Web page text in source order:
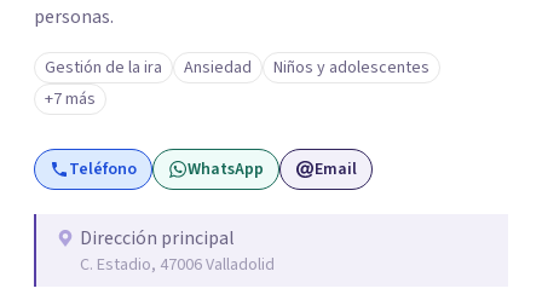
personas.
Gestión de la ira Ansiedad
Niños y adolescentes
+7 más
Teléfono WhatsApp Email
Dirección principal
C. Estadio, 47006 Valladolid